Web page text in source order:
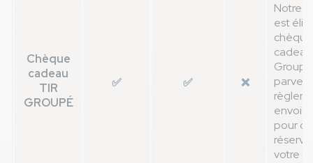
Chèque
cadeau
TIR
GROUPÉ
✅ ✅ ❌
Notre
est
envoi
pour
votre